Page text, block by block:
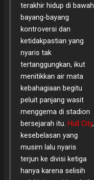
terakhir hidup di bawah
bayang-bayang
kontroversi dan
ketidakpastian yang
nyaris tak
tertanggungkan, ikut
menitikkan air mata
kebahagiaan begitu
peluit panjang wasit
menggema di stadion
bersejarah itu. Hull City,
kesebelasan yang
musim lalu nyaris
terjun ke divisi ketiga
hanya karena selisih